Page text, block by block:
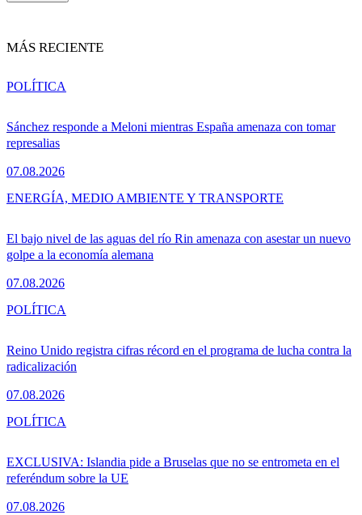
MÁS RECIENTE
Sánchez responde a Meloni mientras España amenaza con tomar
represalias
07.08.2026
POLÍTICA
El bajo nivel de las aguas del río Rin amenaza con asestar un nuevo
golpe a la economía alemana
07.08.2026
ENERGÍA, MEDIO AMBIENTE Y TRANSPORTE
Reino Unido registra cifras récord en el programa de lucha contra la
radicalización
07.08.2026
POLÍTICA
EXCLUSIVA: Islandia pide a Bruselas que no se entrometa en el
referéndum sobre la UE
07.08.2026
POLÍTICA